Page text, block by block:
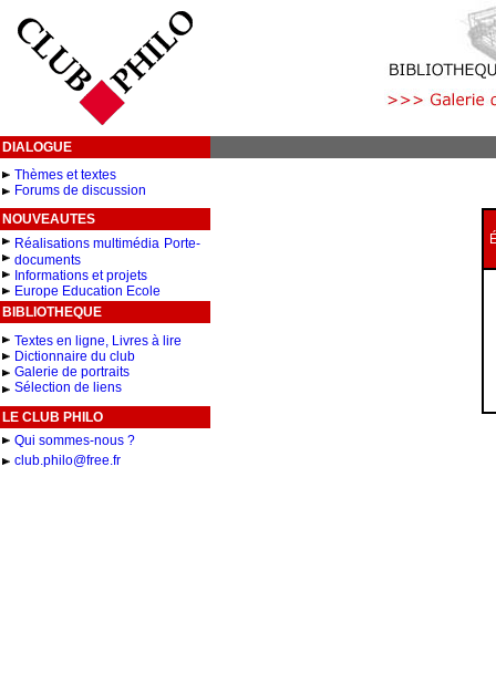
DIALOGUE
Thèmes et textes
Forums de discussion
NOUVEAUTES
Réalisations multimédia Porte-
documents
Informations et projets
Europe Education Ecole
BIBLIOTHEQUE
Textes en ligne, Livres à lire
Dictionnaire du club
Galerie de portraits
Sélection de liens
LE CLUB PHILO
Qui sommes-nous ?
club.philo@free.fr